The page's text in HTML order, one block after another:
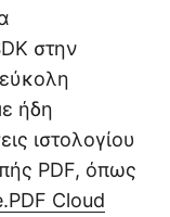
στην
ήδη
ιστολογίου
PDF, όπως
Cloud